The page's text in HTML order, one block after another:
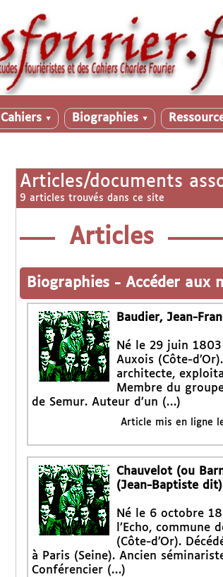
Cahiers ▼ Biographies ▼
Articles/documents
9 articles trouvés dans ce site
Articles
Biographies - Accéder aux
Baudier, Jean-
Né le 29 juin
Auxois (Côte-
architecte,
Membre du
de Semur. Auteur d’un (…)
Article mis en ligne
Chauvelot (ou
(Jean-Baptiste
Né le 6 octobre
l’Echo, commune
(Côte-d’Or).
à Paris (Seine). Ancien
Conférencier (…)